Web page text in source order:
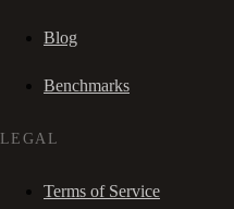
Blog
Benchmarks
LEGAL
Terms of Service